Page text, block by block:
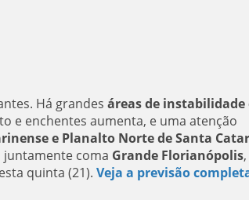
Há grandes áreas de instabilidade
e enchentes aumenta, e uma atenção
e Planalto Norte de Santa
juntamente coma Grande Florianópolis,
quinta (21). Veja a previsão